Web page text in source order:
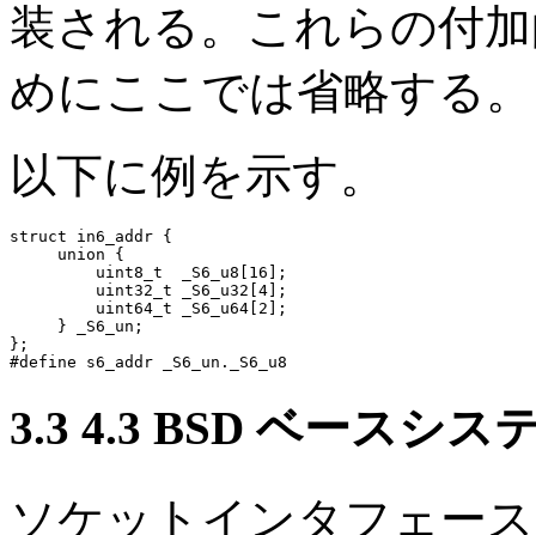
装される。これらの付
めにここでは省略する。
以下に例を示す。
struct in6_addr {
     union {
         uint8_t  _S6_u8[16];
         uint32_t _S6_u32[4];
         uint64_t _S6_u64[2];
     } _S6_un;
};
3.3 4.3 BSD ベースシス
ソケットインタフェー